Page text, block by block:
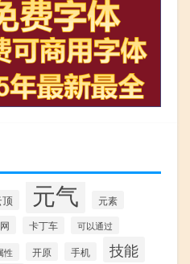
元气 元素
卡丁车 可以通过
性 开原 手机 技能